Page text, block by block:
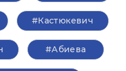
#Кастюкевич
#Абиева